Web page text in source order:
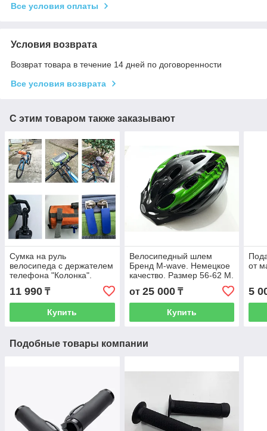
Все условия оплаты
Условия возврата
Возврат товара в течение 14 дней по договоренности
Все условия возврата
С этим товаром также заказывают
Сумка на руль
велосипеда с держателем
телефона "Колонка".
Kaspi RED. Рассрочка.
11 990 ₸
Купить
Велосипедный шлем
Бренд M-wave. Немецкое
качество. Размер 56-62 M.
Рассрочка. Kaspi RED
от 25 000₸
Купить
от
5
Подобные товары компании